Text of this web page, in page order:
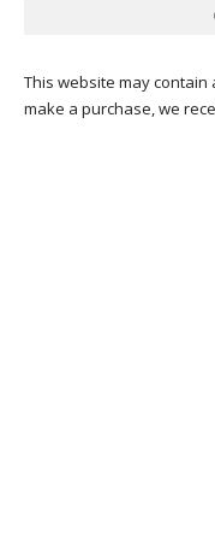
This website may
make a purchase, we